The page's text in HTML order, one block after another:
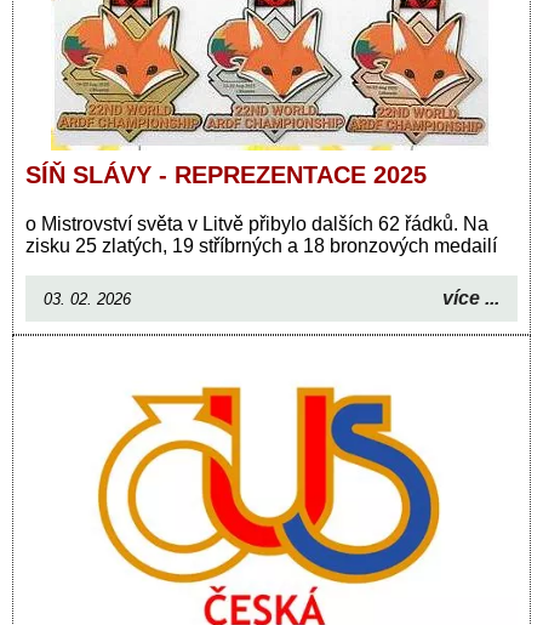
SÍŇ SLÁVY - REPREZENTACE 2025
o Mistrovství světa v Litvě přibylo dalších 62 řádků. Na
zisku 25 zlatých, 19 stříbrných a 18 bronzových medailí
03. 02. 2026 více ...